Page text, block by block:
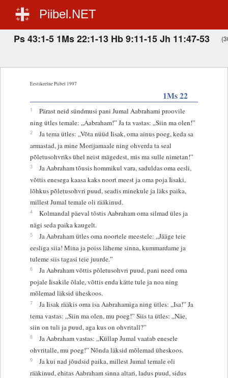
Piibel.NET
Ps 43:1-5 1Ms 22:1-13 Hb 9:11-15 Jh 11:47-53
Eestikeelne Piibel 1997
1Ms 22
1
Pärast neid sündmusi pani Jumal Aabrahami proovile
ning ütles temale: „Aabraham!” Ja ta vastas: „Siin ma olen!”
2
Ja tema ütles: „Võta nüüd Iisak, oma ainus poeg, keda sa
armastad, ja mine Morijamaale ning ohverda ta seal
põletusohvriks ühel neist mägedest, mis ma sulle nimetan!”
3
Ja Aabraham tõusis hommikul vara, saduldas oma eesli,
võttis enesega kaasa kaks noort meest ja oma poja Iisaki,
lõhkus põletusohvri puud, seadis minekule ja läks paika,
millest Jumal temale oli rääkinud.
4
Kolmandal päeval tõstis Aabraham oma silmad üles ja
nägi seda paika kaugelt.
5
Ja Aabraham ütles oma noortele meestele: „Jääge teie
eesliga siia! Mina ja poiss läheme sinna, kummardame ja
tuleme siis tagasi teie juurde.”
6
Ja Aabraham võttis põletusohvri puud, pani need oma
pojale Iisakile õlale, võttis enda kätte tule ja noa ning
mõlemad läksid üheskoos.
7
Ja Iisak rääkis oma isa Aabrahamiga ning ütles: „Isa!” Ja
tema vastas: „Siin ma olen, mu poeg!” Siis ta ütles: „Näe,
siin on tuli ja puud, aga kus on ohvritall?”
8
Ja Aabraham vastas: „Küllap Jumal vaatab enesele
ohvritalle, mu poeg!” Nõnda läksid mõlemad üheskoos.
9
Ja kui nad jõudsid paika, millest Jumal temale oli
rääkinud, ehitas Aabraham sinna altari, ladus puud, sidus